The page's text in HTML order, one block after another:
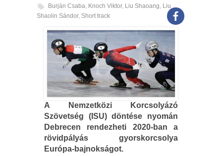
Burján Csaba, Knoch Viktor, Liu Shaoang, Liu
Shaolin Sándor, Short track
A Nemzetközi Korcsolyázó
Szövetség (ISU) döntése nyomán
Debrecen rendezheti 2020-ban a
rövidpályás gyorskorcsolya
Európa-bajnokságot.